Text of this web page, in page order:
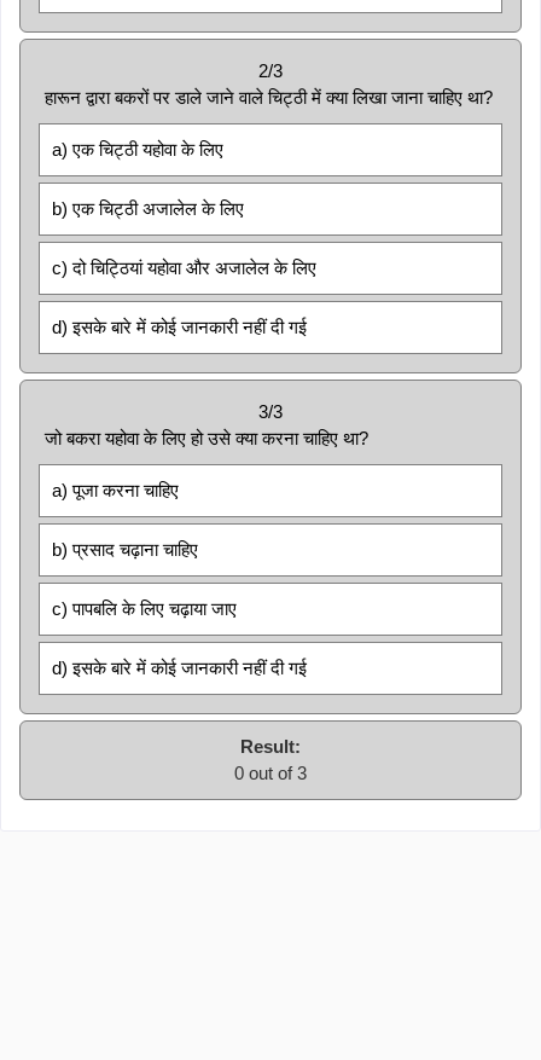
2/3
हारून द्वारा बकरों पर डाले जाने वाले चिट्ठी में क्या लिखा जाना चाहिए था?
a) एक चिट्ठी यहोवा के लिए
b) एक चिट्ठी अजालेल के लिए
c) दो चिट्ठियां यहोवा और अजालेल के लिए
d) इसके बारे में कोई जानकारी नहीं दी गई
3/3
जो बकरा यहोवा के लिए हो उसे क्या करना चाहिए था?
a) पूजा करना चाहिए
b) प्रसाद चढ़ाना चाहिए
c) पापबलि के लिए चढ़ाया जाए
d) इसके बारे में कोई जानकारी नहीं दी गई
Result:
0 out of 3